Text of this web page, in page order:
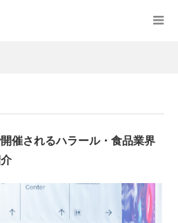
催されるハラール・食品業界